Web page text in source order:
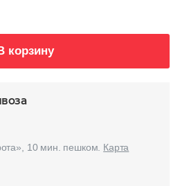
корзину
10 мин. пешком. Карта